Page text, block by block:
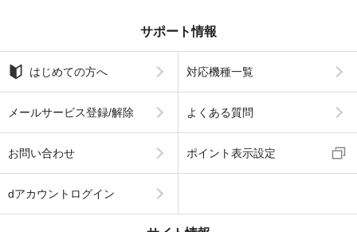
サポート情報
はじめての方へ 対応機種一覧
メールサービス登録/解除 よくある質問
お問い合わせ ポイント表示設定
dアカウントログイン